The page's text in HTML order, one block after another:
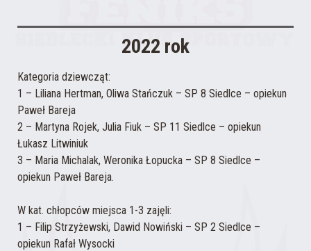
2022 rok
Kategoria dziewcząt:
1 – Liliana Hertman, Oliwa Stańczuk – SP 8 Siedlce – opiekun
Paweł Bareja
2 – Martyna Rojek, Julia Fiuk – SP 11 Siedlce – opiekun
Łukasz Litwiniuk
3 – Maria Michalak, Weronika Łopucka – SP 8 Siedlce –
opiekun Paweł Bareja.
W kat. chłopców miejsca 1-3 zajęli:
1 – Filip Strzyżewski, Dawid Nowiński – SP 2 Siedlce –
opiekun Rafał Wysocki